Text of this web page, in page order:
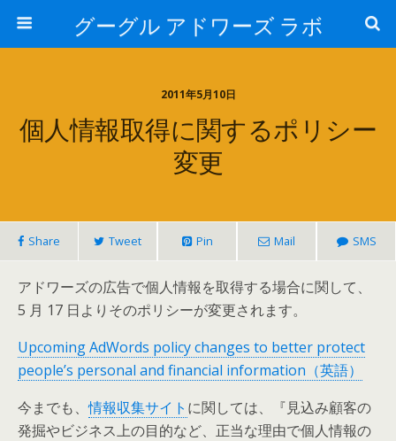
グーグル アドワーズ ラボ
2011年5月10日
個人情報取得に関するポリシー
変更
Share Tweet Pin Mail SMS
アドワーズの広告で個人情報を取得する場合に関して、
5 月 17 日よりそのポリシーが変更されます。
Upcoming AdWords policy changes to better protect
people’s personal and financial information（英語）
今までも、情報収集サイト に関しては、『見込み顧客の
発掘やビジネス上の目的など、正当な理由で個人情報の